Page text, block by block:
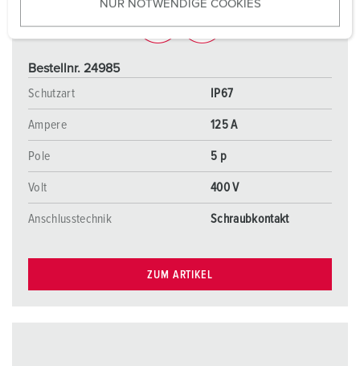
w
NUR NOTWENDIGE COOKIES
Bestellnr. 24985
Schutzart
IP67
Ampere 125 A
Pole 5 p
Volt 400 V
Anschlusstechnik Schraubkontakt
ZUM ARTIKEL